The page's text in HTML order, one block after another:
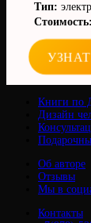
Тип:
Книги по
Дизайн
Об авторе
Отзывы
Мы в
Контакты